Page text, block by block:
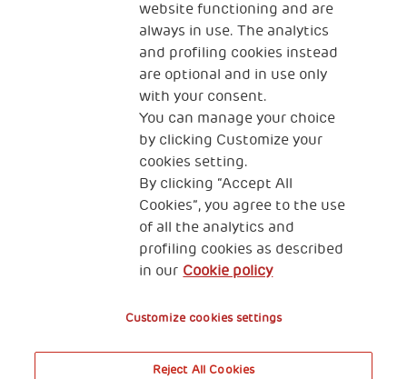
The Human Safety Net Ente Filantropico
CONTATTI
2, Piazza Duca degli Abruzzi 34132
Trieste Italy
Privacy & GDPR Cookies’ policy
website functioning and are
always in use. The analytics
and profiling cookies instead
are optional and in use only
with your consent.
You can manage your choice
by clicking Customize your
cookies setting.
By clicking “Accept All
Cookies”, you agree to the use
of all the analytics and
profiling cookies as described
in our Cookie policy
Customize cookies settings
Reject All Cookies